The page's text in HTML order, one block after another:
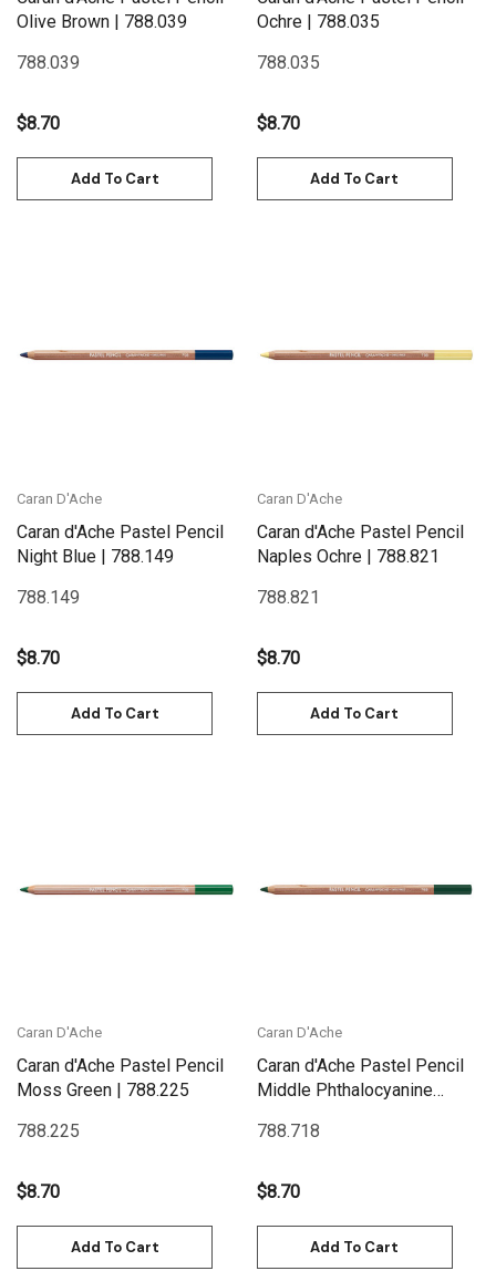
Olive Brown | 788.039
788.039
$8.70
Add To Cart
Ochre | 788.035
788.035
$8.70
Add To Cart
Caran D'Ache
Caran d'Ache Pastel Pencil
Night Blue | 788.149
788.149
$8.70
Add To Cart
Caran D'Ache
Caran d'Ache Pastel Pencil
Naples Ochre | 788.821
788.821
$8.70
Add To Cart
Caran D'Ache
Caran d'Ache Pastel Pencil
Moss Green | 788.225
788.225
$8.70
Add To Cart
Caran D'Ache
Caran d'Ache Pastel Pencil
Middle Phthalocyanine
788.718
$8.70
Add To Cart